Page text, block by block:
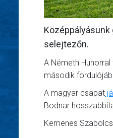
selejtezőn.
A Németh
második
A magyar csapat
Bodnar
Kemenes